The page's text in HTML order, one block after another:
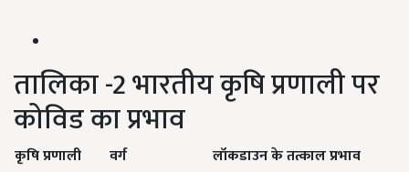
तालिका -2 भारतीय कृषि प्रणाली पर
कोविड का प्रभाव
कृषि प्रणाली वर्ग लॉकडाउन के तत्काल प्रभाव